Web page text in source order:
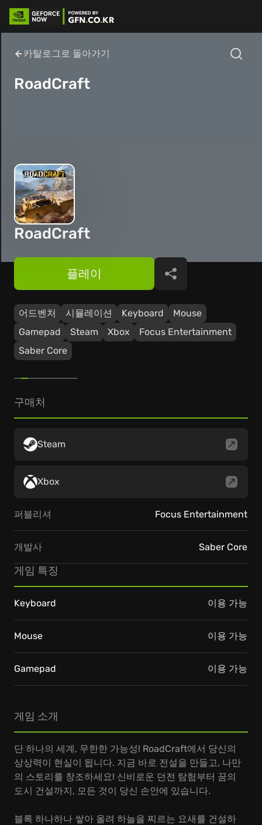
카탈로그로 돌아가기
RoadCraft
RoadCraft
어드벤처 시뮬레이션 Keyboard
Mouse
Gamepad
Steam Xbox
Focus Entertainment
Saber Core
플레이 공유
게임 소개
단 하나의 세계, 무한한 가능성! RoadCraft에서 당신의
상상력이 현실이 됩니다. 지금 바로 전설을 만들고, 나만
의 스토리를 창조하세요! 신비로운 던전 탐험부터 꿈의
도시 건설까지, 모든 것이 당신 손안에 있습니다.
블록 하나하나 쌓아 올려 하늘을 찌르는 요새를 건설하
구매처
Steam
Xbox
퍼블리셔 Focus Entertainment
개발사 Saber Core
게임 특징
Keyboard 이용 가능
Mouse 이용 가능
Gamepad 이용 가능